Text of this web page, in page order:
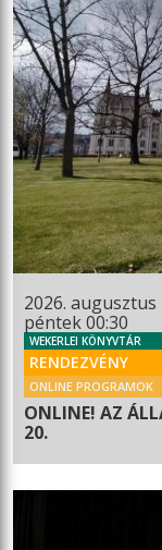
2026. augusztus
péntek 00:30
WEKERLEI KÖNYVTÁR
RENDEZVÉNY
ONLINE PROGRAMOK
ONLINE! AZ
20.